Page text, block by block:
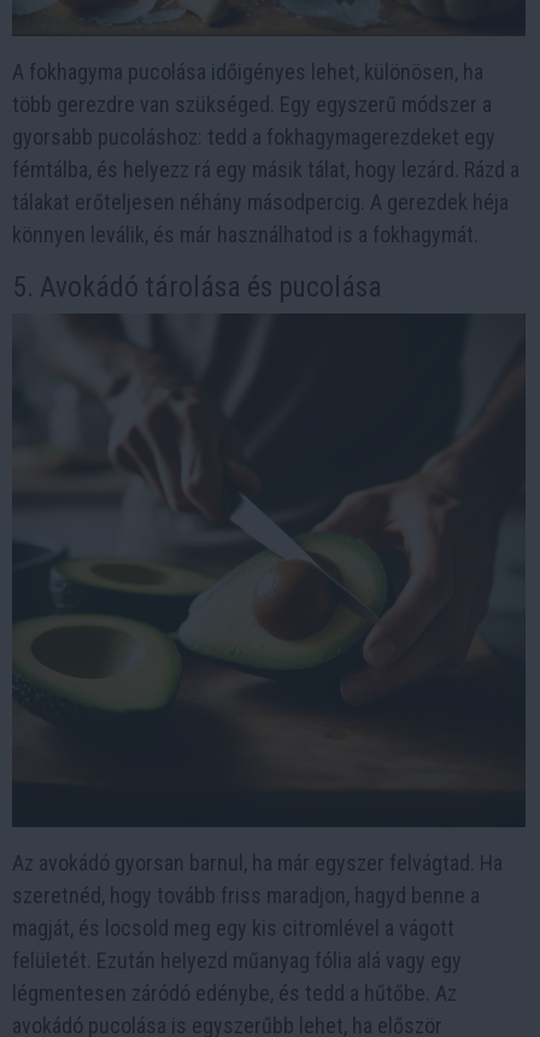
A fokhagyma pucolása időigényes lehet, különösen, ha
több gerezdre van szükséged. Egy egyszerű módszer a
gyorsabb pucoláshoz: tedd a fokhagymagerezdeket egy
fémtálba, és helyezz rá egy másik tálat, hogy lezárd. Rázd a
tálakat erőteljesen néhány másodpercig. A gerezdek héja
könnyen leválik, és már használhatod is a fokhagymát.
5. Avokádó tárolása és pucolása
Az avokádó gyorsan barnul, ha már egyszer felvágtad. Ha
szeretnéd, hogy tovább friss maradjon, hagyd benne a
magját, és locsold meg egy kis citromlével a vágott
felületét. Ezután helyezd műanyag fólia alá vagy egy
légmentesen záródó edénybe, és tedd a hűtőbe. Az
avokádó pucolása is egyszerűbb lehet, ha először